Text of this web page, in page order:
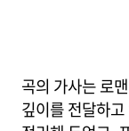
곡의 가사는 로
깊이를 전달하